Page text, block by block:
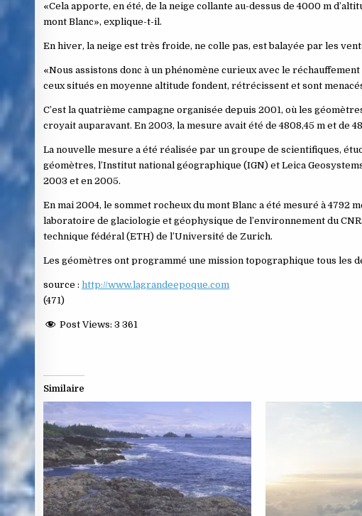
«Cela apporte, en été, de la neige collante au-dessus de 4000 m
mont Blanc», explique-t-il.
En hiver, la neige est très froide, ne colle pas, est balayée par les
«Nous assistons donc à un phénomène curieux avec le
ceux situés en moyenne altitude fondent, rétrécissent et sont
C’est la quatrième campagne organisée depuis 2001, où les
croyait auparavant. En 2003, la mesure avait été de 4808,45 m et de
La nouvelle mesure a été réalisée par un groupe de scientifiques,
géomètres, l’Institut national géographique (IGN) et Leica
2003 et en 2005.
En mai 2004, le sommet rocheux du mont Blanc a été mesuré à 4792
laboratoire de glaciologie et géophysique de l’environnement du
technique fédéral (ETH) de l’Université de Zurich.
Les géomètres ont programmé une mission topographique tous les
source :http://www.lagrandeepoque.com
(471)
Post Views: 3 361
Similaire